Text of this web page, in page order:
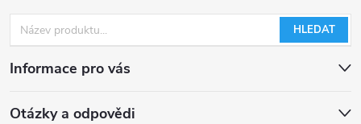
HLEDAT
Informace pro vás
Otázky a odpovědi